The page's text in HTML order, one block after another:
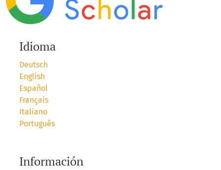
Idioma
Deutsch
English
Español
Français
Italiano
Português
Información